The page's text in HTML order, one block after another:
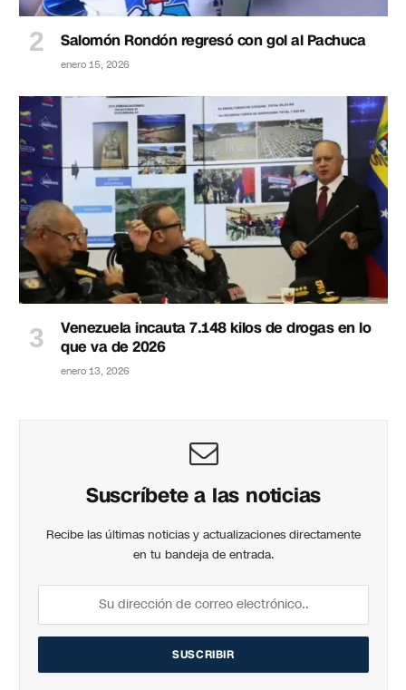
Salomón Rondón regresó con gol al Pachuca
enero 15, 2026
Venezuela incauta 7.148 kilos de drogas en lo
que va de 2026
enero 13, 2026
Suscríbete a las noticias
Recibe las últimas noticias y actualizaciones directamente
en tu bandeja de entrada.